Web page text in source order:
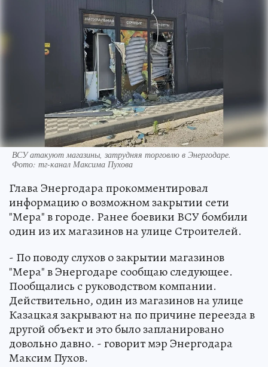
ВСУ атакуют магазины, затрудняя торговлю в Энергодаре.
Фото: тг-канал Максима Пухова
Глава Энергодара прокомментировал
информацию о возможном закрытии сети
"Мера" в городе. Ранее боевики ВСУ бомбили
один из их магазинов на улице Строителей.
- По поводу слухов о закрытии магазинов
"Мера" в Энергодаре сообщаю следующее.
Пообщались с руководством компании.
Действительно, один из магазинов на улице
Казацкая закрывают на по причине переезда в
другой объект и это было запланировано
довольно давно. - говорит мэр Энергодара
Максим Пухов.